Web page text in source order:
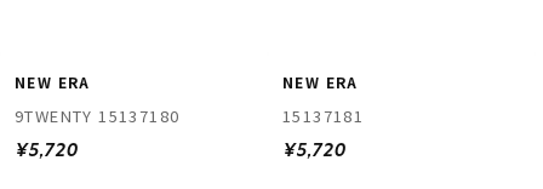
NEW ERA
9TWENTY 15137180
¥5,720
NEW ERA
15137181
¥5,720